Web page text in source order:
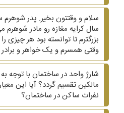
سال کرایه مغازه رو مادر
بزرگترم تا توانسته بود هر چیزی
وقتی همسرم و یک خواهر و
شارژ واحد در ساختمان با توجه
مالکین تقسیم گردد؟ آیا این
نفرات ساکن در ساختمان؟